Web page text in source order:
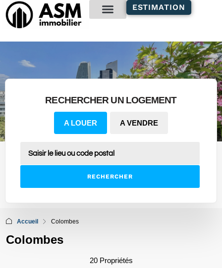
principal
ESTIMATION
RECHERCHER UN LOGEMENT
A LOUER A VENDRE
RECHERCHER
Accueil Colombes
Colombes
20 Propriétés